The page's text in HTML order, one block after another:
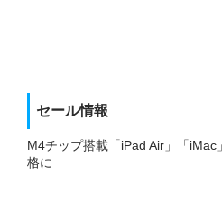
セール情報
M4チップ搭載「iPad Air」「iMac
格に